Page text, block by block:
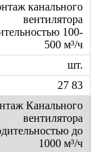
канального
вентилятора
100-
500 м³/ч
шт.
27 83
Канального
вентилятора
до
1000 м³/ч